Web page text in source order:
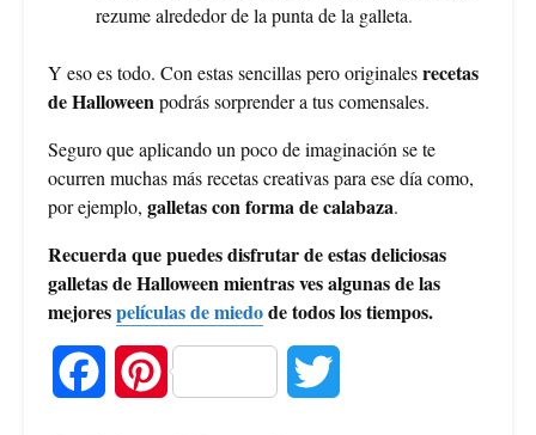
rezume alrededor de la punta de la galleta.
Y eso es todo. Con estas sencillas pero originalesrecetas
de Halloweenpodrás sorprender a tus comensales.
Seguro que aplicando un poco de imaginación se te
ocurren muchas más recetas creativas para ese día como,
por ejemplo, galletas con forma de calabaza.
Recuerda que puedes disfrutar de estas deliciosas
galletas de Halloween mientras ves algunas de las
mejorespelículas de miedode todos los tiempos.
P